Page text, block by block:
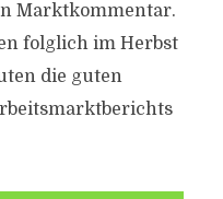
Marktkommentar.
folglich im Herbst
die guten